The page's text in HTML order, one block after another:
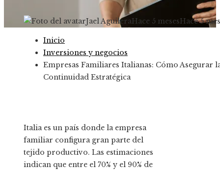
Jael AguileraHace 5 mesesHace 5
Inicio
Inversiones y negocios
Empresas Familiares Italianas: Cómo Asegurar
Continuidad Estratégica
Italia es un país donde la empresa
familiar configura gran parte del
tejido productivo. Las estimaciones
indican que entre el 70% y el 90% de